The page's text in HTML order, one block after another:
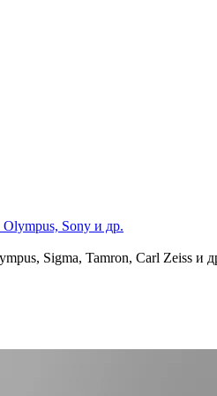
Sigma, Tamron, Carl Zeiss и